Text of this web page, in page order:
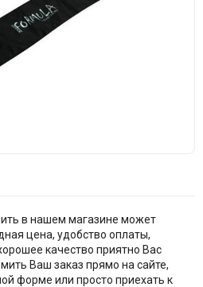
в нашем магазине может
цена, удобство оплаты,
качество приятно Вас
Ваш заказ прямо на сайте,
форме или просто приехать к